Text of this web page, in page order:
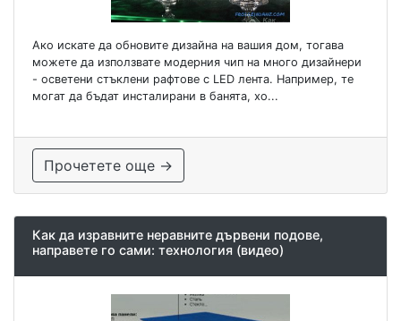
Ако искате да обновите дизайна на вашия дом, тогава
можете да използвате модерния чип на много дизайнери
- осветени стъклени рафтове с LED лента. Например, те
могат да бъдат инсталирани в банята, хо...
Прочетете още →
Как да изравните неравните дървени подове,
направете го сами: технология (видео)